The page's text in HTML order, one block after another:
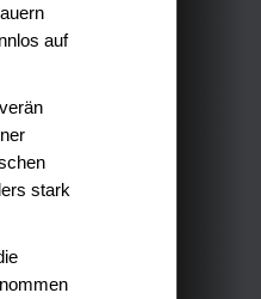
auf
stark